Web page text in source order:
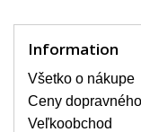
najväčšou
poškrábanie.
displej,
jas.
Information
Všetko o nákupe
Ceny dopravného
Veľkoobchod